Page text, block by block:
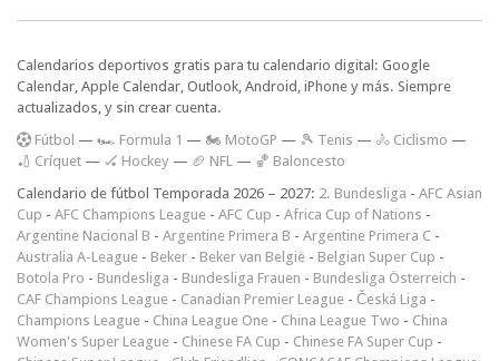
Calendarios deportivos gratis para tu calendario digital: Google
Calendar, Apple Calendar, Outlook, Android, iPhone y más. Siempre
actualizados, y sin crear cuenta.
Fútbol — 🏎️ Formula 1 — 🏍 MotoGP — 🎾 Tenis — 🚴 Ciclismo —
🏏 Críquet — 🏑 Hockey — 🏈 NFL — 🏀 Baloncesto
Calendario de fútbol Temporada 2026 – 2027: 2. Bundesliga - AFC Asian
Cup - AFC Champions League - AFC Cup - Africa Cup of Nations -
Argentine Nacional B - Argentine Primera B - Argentine Primera C -
Australia A-League - Beker - Beker van België - Belgian Super Cup -
Botola Pro - Bundesliga - Bundesliga Frauen - Bundesliga Österreich -
CAF Champions League - Canadian Premier League - Česká Liga -
Champions League - China League One - China League Two - China
Women's Super League - Chinese FA Cup - Chinese FA Super Cup -